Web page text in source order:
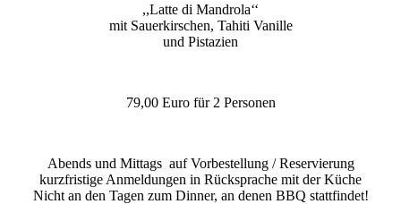
,,Latte di Mandrola‘‘
mit Sauerkirschen, Tahiti Vanille
und Pistazien
79,00 Euro für 2 Personen
Abends und Mittags auf Vorbestellung / Reservierung
kurzfristige Anmeldungen in Rücksprache mit der Küche
Nicht an den Tagen zum Dinner, an denen BBQ stattfindet!